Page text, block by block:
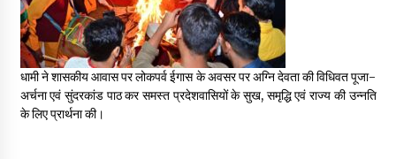
May 16, 2022
Thought Of The Day 14 May
May 14, 2022
धामी ने शासकीय आवास पर लोकपर्व ईगास के अवसर पर अग्नि देवता की विधिवत पूजा-
अर्चना एवं सुंदरकांड पाठ कर समस्त प्रदेशवासियों के सुख, समृद्धि एवं राज्य की उन्नति
के लिए प्रार्थना की।